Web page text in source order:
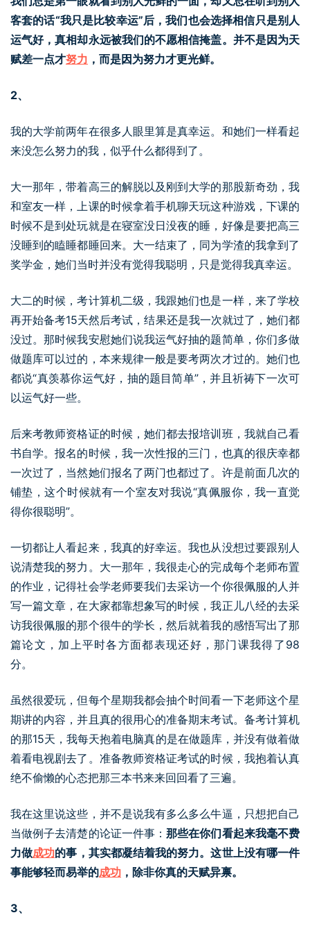
客套的话“我只是比较幸运”后，我们也会选择相信只是别人
运气好，真相却永远被我们的不愿相信掩盖。并不是因为天
赋差一点才努力 ，而是因为努力才更光鲜。
2、
我的大学前两年在很多人眼里算是真幸运。和她们一样看起
来没怎么努力的我，似乎什么都得到了。
大一那年，带着高三的解脱以及刚到大学的那股新奇劲，我
和室友一样，上课的时候拿着手机聊天玩这种游戏，下课的
时候不是到处玩就是在寝室没日没夜的睡，好像是要把高三
没睡到的瞌睡都睡回来。大一结束了，同为学渣的我拿到了
奖学金，她们当时并没有觉得我聪明，只是觉得我真幸运。
大二的时候，考计算机二级，我跟她们也是一样，来了学校
再开始备考15天然后考试，结果还是我一次就过了，她们都
没过。那时候我安慰她们说我运气好抽的题简单，你们多做
做题库可以过的，本来规律一般是要考两次才过的。她们也
都说“真羡慕你运气好，抽的题目简单”，并且祈祷下一次可
以运气好一些。
后来考教师资格证的时候，她们都去报培训班，我就自己看
书自学。报名的时候，我一次性报的三门，也真的很庆幸都
一次过了，当然她们报名了两门也都过了。许是前面几次的
铺垫，这个时候就有一个室友对我说“真佩服你，我一直觉
得你很聪明”。
一切都让人看起来，我真的好幸运。我也从没想过要跟别人
说清楚我的努力。大一那年，我很走心的完成每个老师布置
的作业，记得社会学老师要我们去采访一个你很佩服的人并
写一篇文章，在大家都靠想象写的时候，我正儿八经的去采
访我很佩服的那个很牛的学长，然后就着我的感悟写出了那
篇论文，加上平时各方面都表现还好，那门课我得了98
分。
虽然很爱玩，但每个星期我都会抽个时间看一下老师这个星
期讲的内容，并且真的很用心的准备期末考试。备考计算机
的那15天，我每天抱着电脑真的是在做题库，并没有做着做
着看电视剧去了。准备教师资格证考试的时候，我抱着认真
绝不偷懒的心态把那三本书来来回回看了三遍。
我在这里说这些，并不是说我有多么多么牛逼，只想把自己
当做例子去清楚的论证一件事：那些在你们看起来我毫不费
力做成功的事，其实都凝结着我的努力。这世上没有哪一件
事能够轻而易举的成功 ，除非你真的天赋异禀。
3、